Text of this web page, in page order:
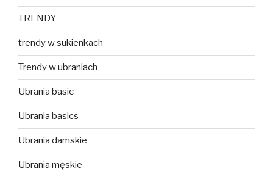
TRENDY
trendy w sukienkach
Trendy w ubraniach
Ubrania basic
Ubrania basics
Ubrania damskie
Ubrania męskie